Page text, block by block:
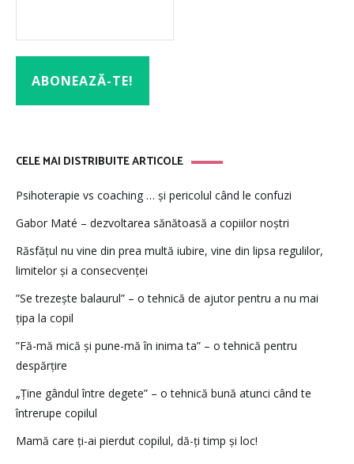
CELE MAI DISTRIBUITE ARTICOLE
Psihoterapie vs coaching … și pericolul când le confuzi
Gabor Maté – dezvoltarea sănătoasă a copiilor noștri
Răsfățul nu vine din prea multă iubire, vine din lipsa regulilor,
limitelor și a consecvenței
”Se trezește balaurul” – o tehnică de ajutor pentru a nu mai
țipa la copil
”Fă-mă mică și pune-mă în inima ta” – o tehnică pentru
despărțire
„Ține gândul între degete” – o tehnică bună atunci când te
întrerupe copilul
Mamă care ți-ai pierdut copilul, dă-ți timp și loc!